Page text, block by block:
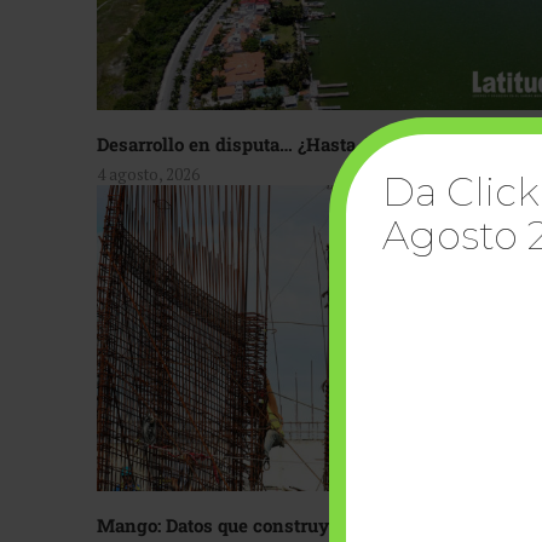
Desarrollo en disputa… ¿Hasta dónde crecer?
4 agosto, 2026
Mango: Datos que construyen confianza
Da
Agosto